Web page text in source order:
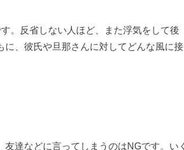
。反省しない人ほど、また浮気をして後
、彼氏や旦那さんに対してどんな風に接
達などに言ってしまうのはNGです。いく